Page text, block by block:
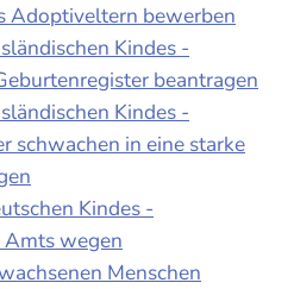
Adoptiveltern bewerben
Kindes -
beantragen
Kindes -
schwachen in eine starke
Kindes -
wegen
Menschen